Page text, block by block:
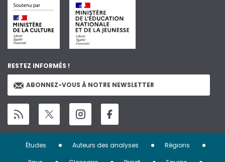
RESTEZ INFORMÉS !
ABONNEZ-VOUS À NOTRE NEWSLETTER
Menu
Études Auteurs des analyses
Régions